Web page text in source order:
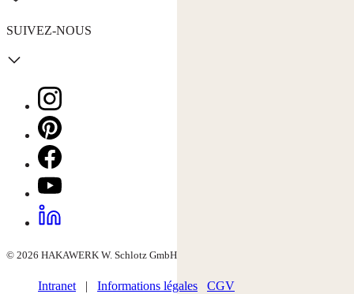
SUIVEZ-NOUS
© 2026 HAKAWERK W. Schlotz GmbH
Intranet | Informations légales
CGV